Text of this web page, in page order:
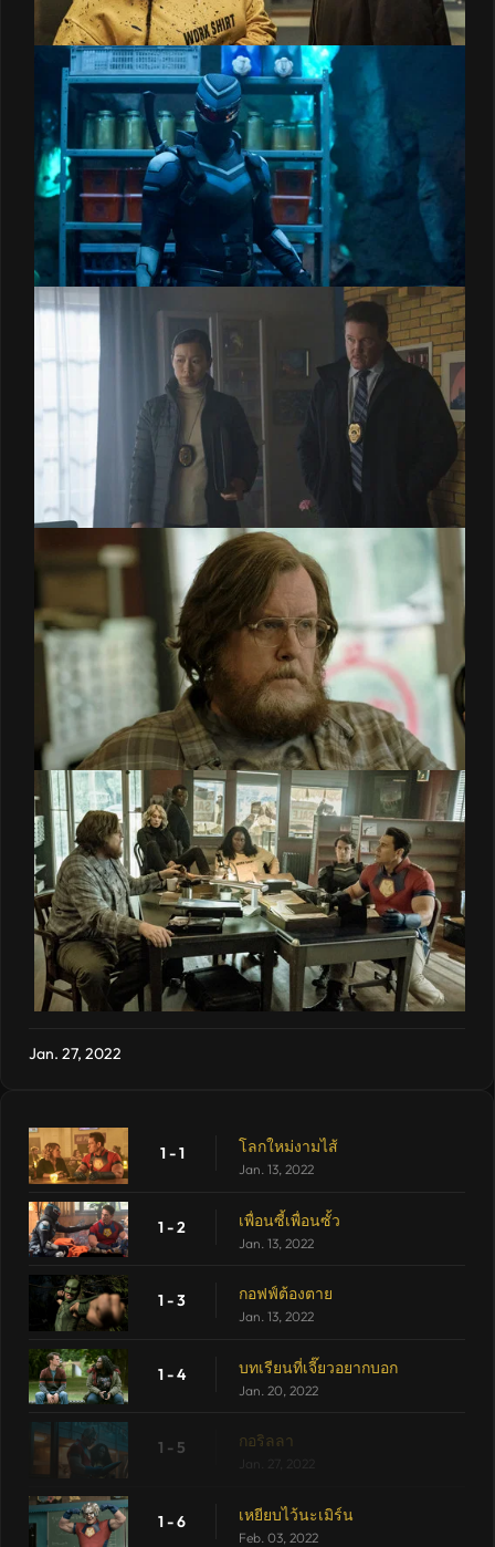
Jan. 27, 2022
1 - 1 โลกใหม่งามไส้
Jan. 13, 2022
1 - 2 เพื่อนซี้เพื่อนซั้ว
Jan. 13, 2022
1 - 3 กอฟฟ์ต้องตาย
Jan. 13, 2022
1 - 4 บทเรียนที่เจี๊ยวอยากบอก
Jan. 20, 2022
1 - 5 กอริลลา
1 - 6 เหยียบไว้นะเมิร์น
Feb. 03, 2022